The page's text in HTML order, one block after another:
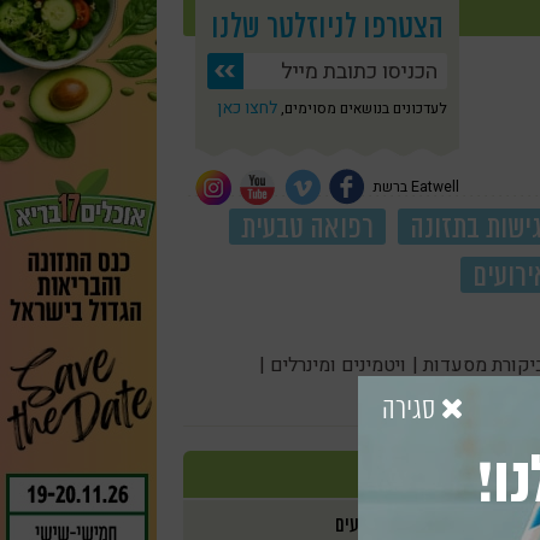
הצטרפו לניוזלטר שלנו
לעדכונים בנושאים מסוימים, לחצו כאן
Eatwell ברשת
גישות בתזונה
רפואה טבעית
מסעדות | ויטמינים ומינרלים |
אירועים
סגירה